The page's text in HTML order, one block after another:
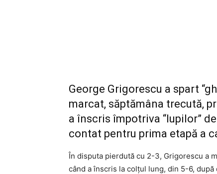
George Grigorescu a spart
marcat, săptămâna trecută,
a înscris împotriva “lupilor”
contat pentru prima etapă a
În disputa pierdută cu 2-3, Grigorescu a
când a înscris la colțul lung, din 5-6,